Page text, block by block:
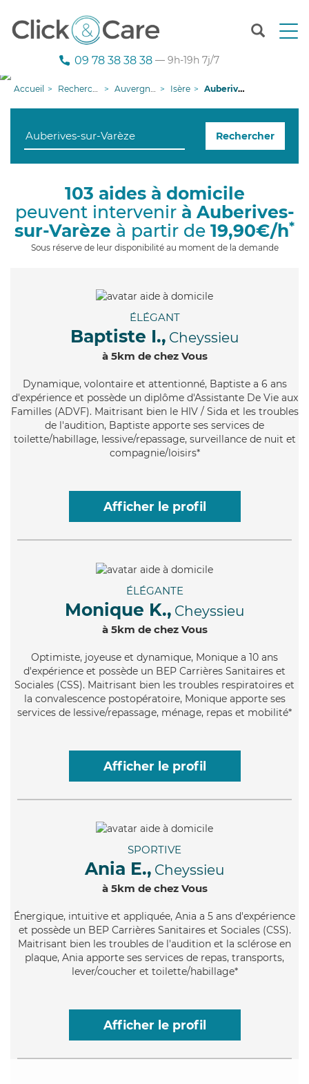
T
n
g
i
o
n
09 78 38 38 38 — 9h-19h 7j/7
Accueil Recherche aide à domicile Auvergne-Rhône-Alpes Isère Auberives-sur-Varèze
Rechercher
103 aides à domicile
peuvent intervenir à Auberives-
sur-Varèze à partir de 19,90€/h*
Sous réserve de leur disponibilité au moment de la demande
ÉLÉGANT
Baptiste I., Cheyssieu
à 5km de chez Vous
Dynamique, volontaire et attentionné, Baptiste a 6 ans
d'expérience et possède un diplôme d'Assistante De Vie aux
Familles (ADVF). Maitrisant bien le HIV / Sida et les troubles
de l'audition, Baptiste apporte ses services de
toilette/habillage, lessive/repassage, surveillance de nuit et
compagnie/loisirs*
Afficher le profil
ÉLÉGANTE
Monique K., Cheyssieu
à 5km de chez Vous
Optimiste, joyeuse et dynamique, Monique a 10 ans
d'expérience et possède un BEP Carrières Sanitaires et
Sociales (CSS). Maitrisant bien les troubles respiratoires et
la convalescence postopératoire, Monique apporte ses
services de lessive/repassage, ménage, repas et mobilité*
Afficher le profil
SPORTIVE
Ania E., Cheyssieu
à 5km de chez Vous
Énergique, intuitive et appliquée, Ania a 5 ans d'expérience
et possède un BEP Carrières Sanitaires et Sociales (CSS).
Maitrisant bien les troubles de l'audition et la sclérose en
plaque, Ania apporte ses services de repas, transports,
lever/coucher et toilette/habillage*
Afficher le profil